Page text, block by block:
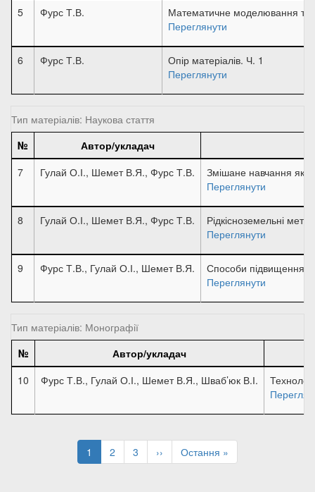
5 Фурс Т.В.
Математичне моделювання та
Переглянути
6 Фурс Т.В.
Опір матеріалів. Ч. 1
Переглянути
Тип матеріалів: Наукова стаття
№
Автор/укладач
7
Гулай О.І., Шемет В.Я., Фурс Т.В.
Змішане навчання як
Переглянути
8 Гулай О.І., Шемет В.Я., Фурс Т.В.
Рідкісноземельні
Переглянути
9 Фурс Т.В., Гулай О.І., Шемет В.Я.
Способи підвищення
Переглянути
Тип матеріалів: Монографії
№
Автор/укладач
10
Фурс Т.В., Гулай О.І., Шемет В.Я., Шваб’юк В.І.
Поточна
сторінка
1 Page
2 Page
3
Наступна
сторінка
››
Остання
сторінка
Остання »